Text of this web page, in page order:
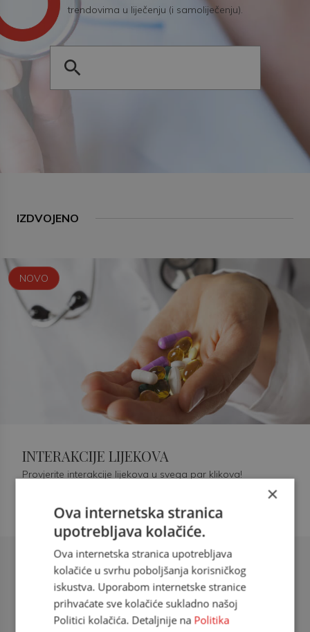
trendovima u liječenju (i samoliječenju).
IZDVOJENO
Šećerna bolest tip 2 = kardiovaskularna
doc. dr. sc. Višnja Kokić Maleš,
dr.med., specijalististica
NOVO
INTERAKCIJE LIJEKOVA
Provjerite interakcije lijekova u svega par klikova!
×
Ova internetska stranica
upotrebljava kolačiće.
Ova internetska stranica upotrebljava
kolačiće u svrhu poboljšanja korisničkog
iskustva. Uporabom internetske stranice
prihvaćate sve kolačiće sukladno našoj
Politici kolačića. Detaljnije na Politika